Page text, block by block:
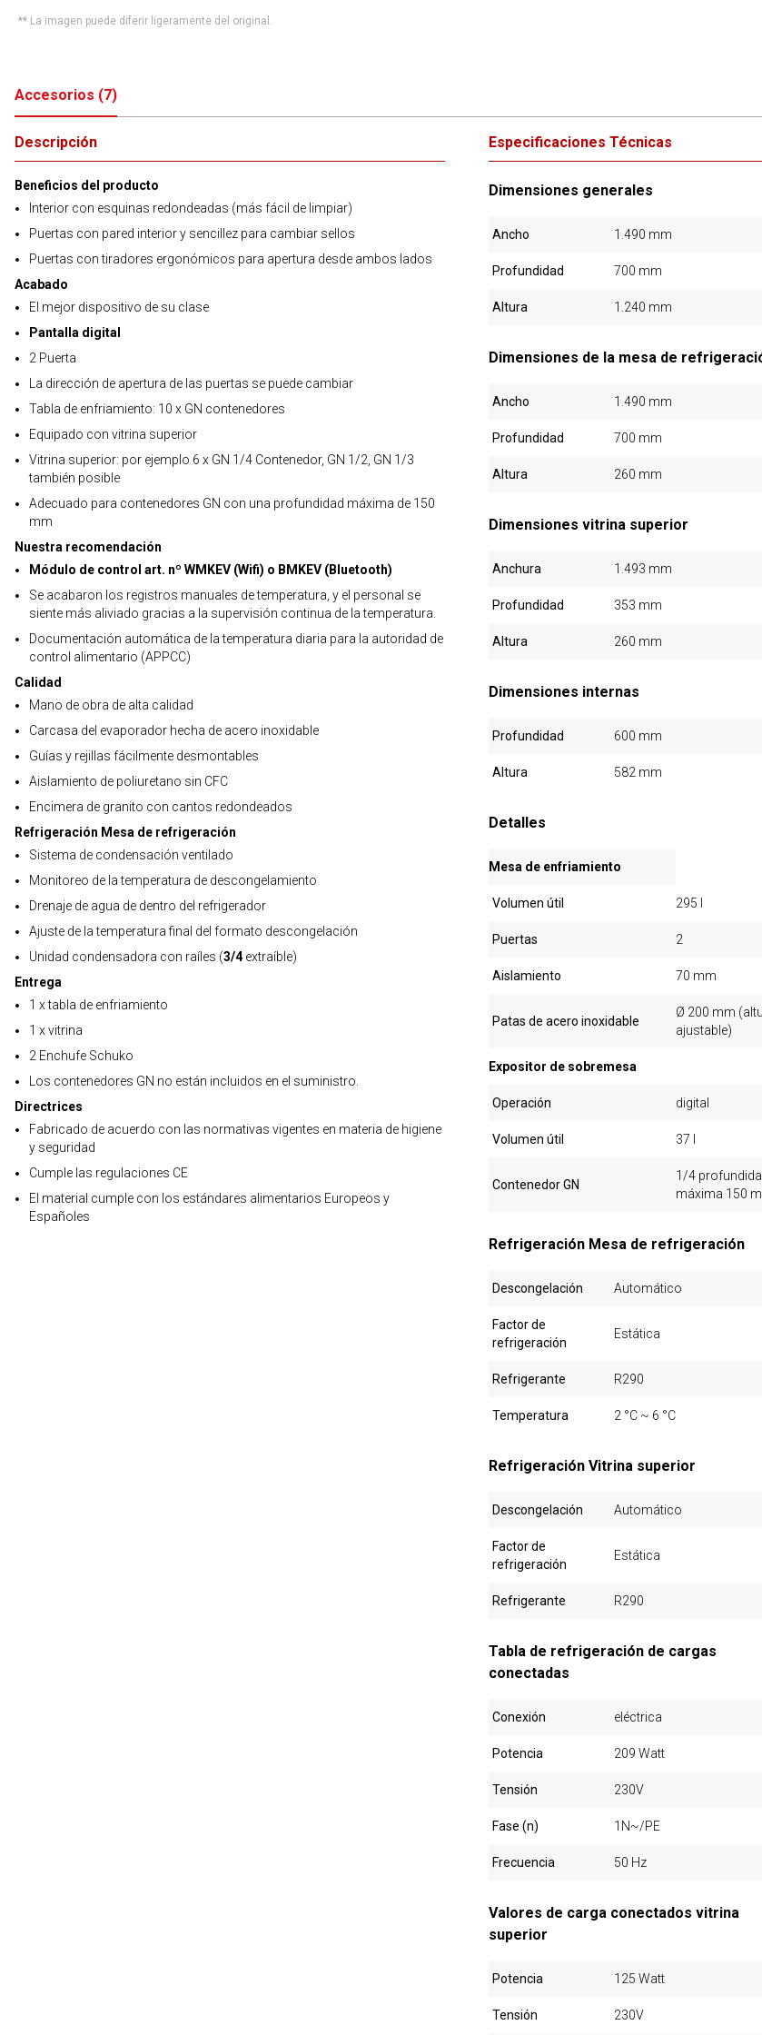
** La imagen puede diferir ligeramente del original.
Accesorios (7)
Descripción
Beneficios del producto
Interior con esquinas redondeadas (más fácil de limpiar)
Puertas con pared interior y sencillez para cambiar sellos
Puertas con tiradores ergonómicos para apertura desde ambos lados
Acabado
El mejor dispositivo de su clase
Pantalla digital
2 Puerta
La dirección de apertura de las puertas se puede cambiar
Tabla de enfriamiento: 10 x GN contenedores
Equipado con vitrina superior
Vitrina superior: por ejemplo 6 x GN 1/4 Contenedor, GN 1/2, GN 1/3
también posible
Adecuado para contenedores GN con una profundidad máxima de 150
mm
Nuestra recomendación
Módulo de control art. nº WMKEV (Wifi) o BMKEV (Bluetooth)
Se acabaron los registros manuales de temperatura, y el personal se
siente más aliviado gracias a la supervisión continua de la temperatura.
Documentación automática de la temperatura diaria para la autoridad de
control alimentario (APPCC)
Calidad
Mano de obra de alta calidad
Carcasa del evaporador hecha de acero inoxidable
Guías y rejillas fácilmente desmontables
Aislamiento de poliuretano sin CFC
Encimera de granito con cantos redondeados
Refrigeración Mesa de refrigeración
Sistema de condensación ventilado
Monitoreo de la temperatura de descongelamiento
Drenaje de agua de dentro del refrigerador
Ajuste de la temperatura final del formato descongelación
Unidad condensadora con raíles (3/4extraíble)
Entrega
1 x tabla de enfriamiento
1 x vitrina
2 Enchufe Schuko
Los contenedores GN no están incluidos en el suministro.
Directrices
Fabricado de acuerdo con las normativas vigentes en materia de higiene
y seguridad
Cumple las regulaciones CE
El material cumple con los estándares alimentarios Europeos y
Españoles
Especificaciones Técnicas
Dimensiones generales
Ancho 1.490 mm
Profundidad 700 mm
Altura 1.240 mm
Dimensiones de la mesa de
Ancho 1.490 mm
Profundidad 700 mm
Altura 260 mm
Dimensiones vitrina superior
Anchura 1.493 mm
Profundidad 353 mm
Altura 260 mm
Dimensiones internas
Profundidad 600 mm
Altura 582 mm
Detalles
Mesa de enfriamiento
Volumen útil 295 l
Puertas 2
Aislamiento 70 mm
Patas de acero inoxidable
Ø 200 mm
ajustable)
Expositor de sobremesa
Operación digital
Volumen útil 37 l
Contenedor GN
1/4
máxima 150
Refrigeración Mesa de refrigeración
Descongelación Automático
Factor de
refrigeración
Estática
Refrigerante R290
Temperatura 2 °C ~ 6 °C
Refrigeración Vitrina superior
Descongelación Automático
Factor de
refrigeración
Estática
Refrigerante R290
Tabla de refrigeración de cargas
conectadas
Conexión eléctrica
Potencia 209 Watt
Tensión 230V
Fase (n) 1N~/PE
Frecuencia 50 Hz
Valores de carga conectados vitrina
superior
Potencia 125 Watt
Tensión 230V